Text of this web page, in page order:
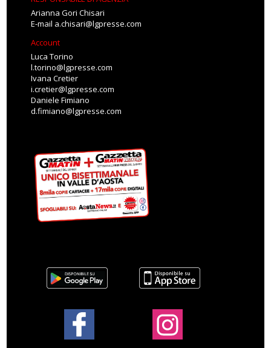
Arianna Gori Chisari
E-mail a.chisari@lgpresse.com
Account
Luca Torino
l.torino@lgpresse.com
Ivana Cretier
i.cretier@lgpresse.com
Daniele Fimiano
d.fimiano@lgpresse.com